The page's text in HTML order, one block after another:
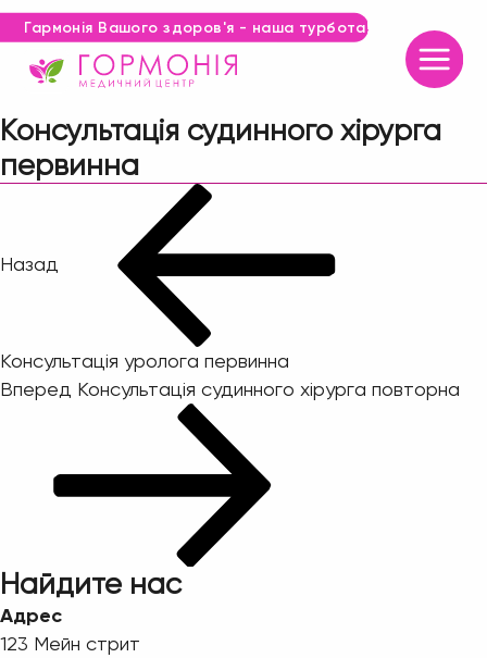
Гармонія Вашого здоров'я - наша турбота!
Консультація судинного хірурга
первинна
Назад
Консультація уролога первинна
Наступний
Вперед Консультація судинного хірурга повторна
Найдите нас
Адрес
123 Мейн стрит